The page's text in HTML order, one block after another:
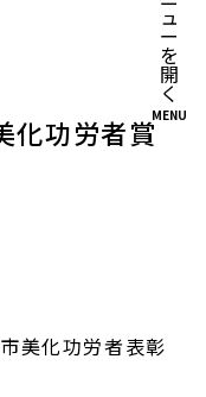
MENU
化功労者賞
美化功労者表彰